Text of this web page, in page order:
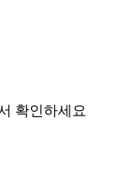
확인하세요